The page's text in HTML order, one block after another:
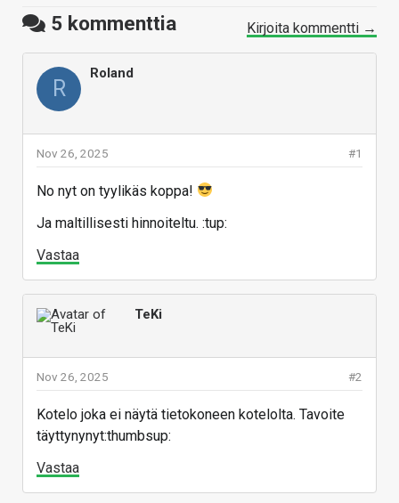
5 kommenttia Kirjoita kommentti →
R
Roland
#1
Nov 26, 2025
No nyt on tyylikäs koppa!
Ja maltillisesti hinnoiteltu. :tup:
Vastaa
TeKi
#2
Nov 26, 2025
Kotelo joka ei näytä tietokoneen kotelolta. Tavoite
täyttynynyt:thumbsup:
Vastaa